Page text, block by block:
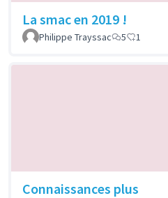
La smac en 2019 !
Philippe Trayssac
5 1
Connaissances plus